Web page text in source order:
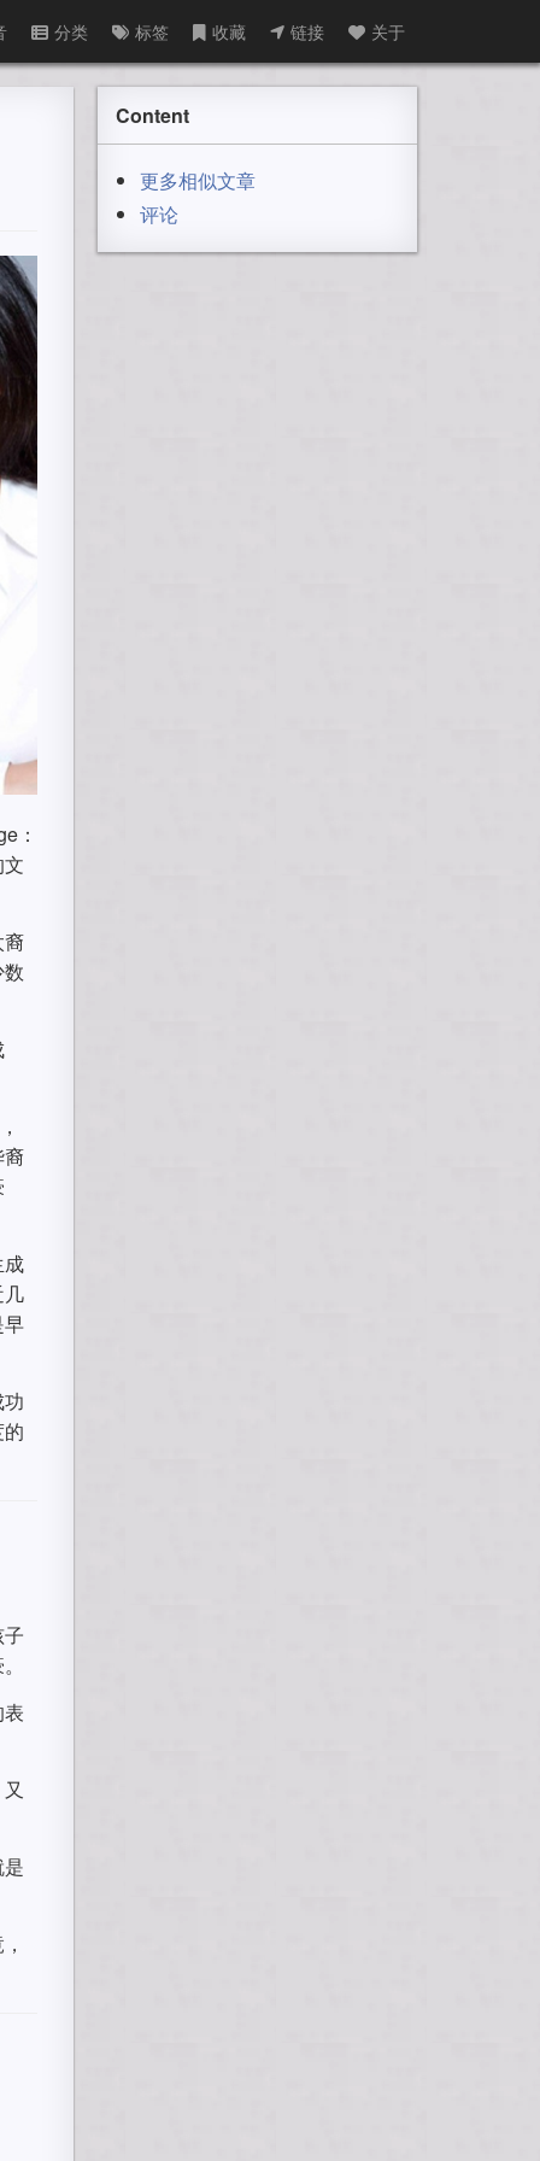
分类 标签 收藏 链接 关于
：
Content
更多相似文章
评论